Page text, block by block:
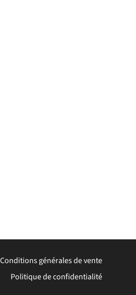
Conditions générales de vente
Politique de confidentialité